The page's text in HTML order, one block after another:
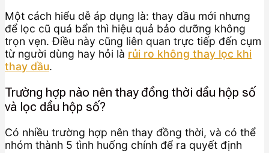
Một cách hiểu dễ áp dụng là: thay dầu mới nhưng
để lọc cũ quá bẩn thì hiệu quả bảo dưỡng không
trọn vẹn. Điều này cũng liên quan trực tiếp đến cụm
từ người dùng hay hỏi là rủi ro không thay lọc khi
thay dầu.
Trường hợp nào nên thay đồng thời dầu hộp số
và lọc dầu hộp số?
Có nhiều trường hợp nên thay đồng thời, và có thể
nhóm thành 5 tình huống chính để ra quyết định